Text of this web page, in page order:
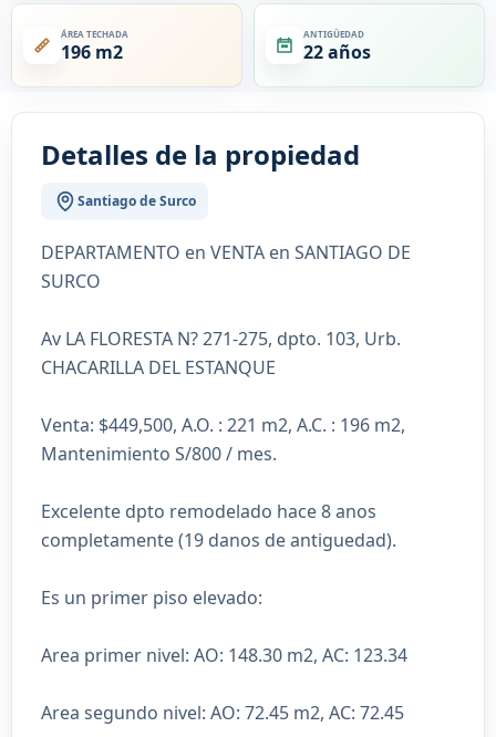
ÁREA TECHADA
196 m2
ANTIGÜEDAD
22 años
Detalles de la propiedad
Santiago de Surco
DEPARTAMENTO en VENTA en SANTIAGO DE
SURCO
Av LA FLORESTA N? 271-275, dpto. 103, Urb.
CHACARILLA DEL ESTANQUE
Venta: $449,500, A.O. : 221 m2, A.C. : 196 m2,
Mantenimiento S/800 / mes.
Excelente dpto remodelado hace 8 anos
completamente (19 danos de antiguedad).
Es un primer piso elevado:
Area primer nivel: AO: 148.30 m2, AC: 123.34
Area segundo nivel: AO: 72.45 m2, AC: 72.45